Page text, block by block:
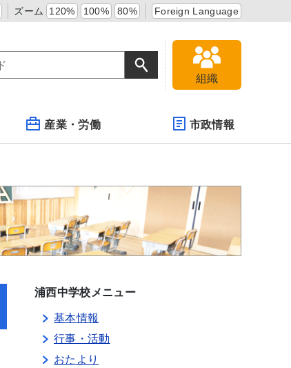
ズーム 120% 100% 80% Foreign Language
組織
産業・労働 市政情報
浦西中学校メニュー
基本情報
行事・活動
おたより